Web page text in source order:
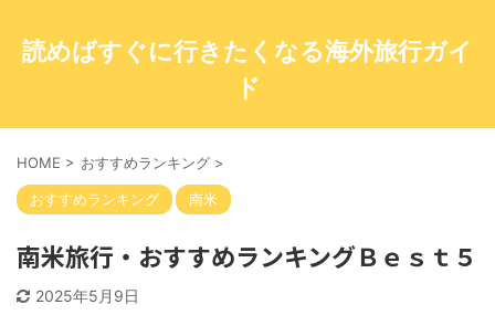
読めばすぐに行きたくなる海外旅行ガイ
ド
HOME > おすすめランキング >
おすすめランキング 南米
南米旅行・おすすめランキングＢｅｓｔ５
2025年5月9日